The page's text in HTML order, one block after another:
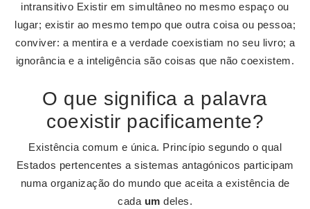
intransitivo Existir em simultâneo no mesmo espaço ou
lugar; existir ao mesmo tempo que outra coisa ou pessoa;
conviver: a mentira e a verdade coexistiam no seu livro; a
ignorância e a inteligência são coisas que não coexistem.
O que significa a palavra
coexistir pacificamente?
Existência comum e única. Princípio segundo o qual
Estados pertencentes a sistemas antagónicos participam
numa organização do mundo que aceita a existência de
cada um deles.